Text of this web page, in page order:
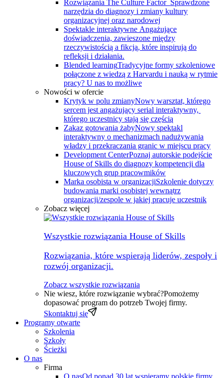
Rozwiązania The Culture Factor Sprawdzone
narzędzia do diagnozy i zmiany kultury
organizacyjnej oraz narodowej
Spektakle interaktywne Angażujące
doświadczenia, zawieszone między
rzeczywistością a fikcją, które inspirują do
refleksji i działania.
Blended learningTradycyjne formy szkoleniowe
połączone z wiedzą z Harvardu i nauką w rytmie
pracy? U nas to możliwe
Nowości w ofercie
Krytyk w polu zmianyNowy warsztat, którego
sercem jest angażujący serial interaktywny, ​
którego uczestnicy stają się częścią
Zakaz gotowania żabyNowy spektakl
interaktywny o mechanizmach nadużywania
władzy i przekraczania granic w miejscu pracy
Development CenterPoznaj autorskie podejście
House of Skills do diagnozy kompetencji dla
kluczowych grup pracowmików
Marka osobista w organizacjiSzkolenie dotyczy
budowania marki osobistej wewnątrz
organizacji/zespole w jakiej pracuje uczestnik
Zobacz więcej
Wszystkie rozwiązania House of Skills
Rozwiązania, które wspierają liderów, zespoły i
rozwój organizacji.
Zobacz wszystkie rozwiązania
Nie wiesz, które rozwiązanie wybrać?Pomożemy
dopasować program do potrzeb Twojej firmy.
Skontaktuj się
Programy otwarte
Szkolenia
Szkoły
Ścieżki
O nas
Firma
O nasOd ponad 30 lat wspieramy polskie firmy